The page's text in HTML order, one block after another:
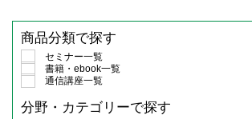
商品分類で探す
セミナー一覧
書籍・ebook一覧
通信講座一覧
分野・カテゴリーで探す